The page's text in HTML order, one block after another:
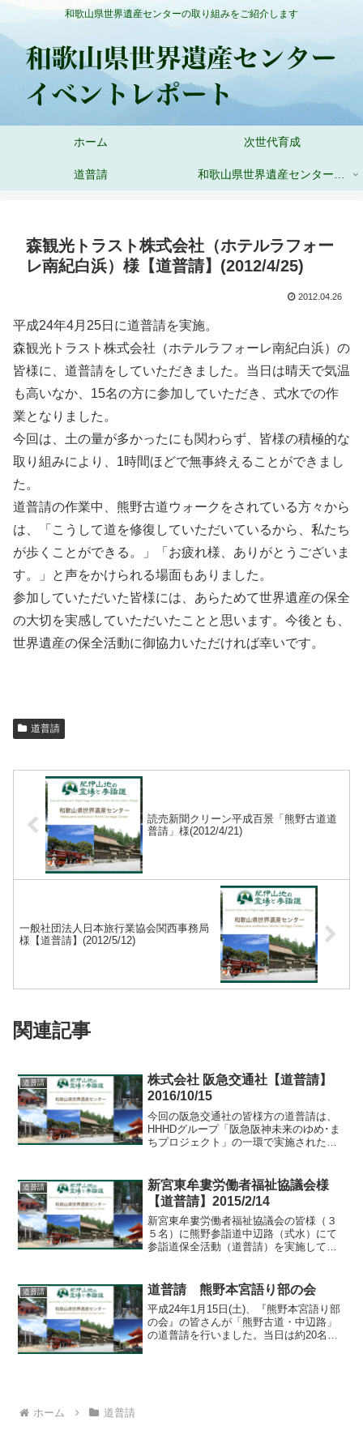
和歌山県世界遺産センターの取り組みをご紹介します
ホーム 次世代育成
道普請 和歌山県世界遺産センターHP
森観光トラスト株式会社（ホテルラフォー
レ南紀白浜）様【道普請】(2012/4/25)
2012.04.26
平成24年4月25日に道普請を実施。
森観光トラスト株式会社（ホテルラフォーレ南紀白浜）の
皆様に、道普請をしていただきました。当日は晴天で気温
も高いなか、15名の方に参加していただき、式水での作
業となりました。
今回は、土の量が多かったにも関わらず、皆様の積極的な
取り組みにより、1時間ほどで無事終えることができまし
た。
道普請の作業中、熊野古道ウォークをされている方々から
は、「こうして道を修復していただいているから、私たち
が歩くことができる。」「お疲れ様、ありがとうございま
す。」と声をかけられる場面もありました。
参加していただいた皆様には、あらためて世界遺産の保全
の大切を実感していただいたことと思います。今後とも、
世界遺産の保全活動に御協力いただければ幸いです。
道普請
読売新聞クリーン平成百景「熊野古道道
普請」様(2012/4/21)
一般社団法人日本旅行業協会関西事務局
様【道普請】(2012/5/12)
関連記事
道普請
株式会社 阪急交通社【道普請】
2016/10/15
今回の阪急交通社の皆様方の道普請は、
HHHDグループ「阪急阪神未来のゆめ･ま
ちプロジェクト」の一環で実施された社
皆様方で行いました。秋の好日、参加の
皆様方は道普請で汗を流された後、伽藍
地区を散策されました。 来年もお待ち
しております。
道普請
新宮東牟婁労働者福祉協議会様
【道普請】2015/2/14
新宮東牟婁労働者福祉協議会の皆様（３
５名）に熊野参詣道中辺路（式水）にて
参詣道保全活動（道普請）を実施してい
入れ作業をすることができました。あり
がとうございました。
道普請 道普請 熊野本宮語り部の会
平成24年1月15日(土)、『熊野本宮語り部
の会』の皆さんが「熊野古道・中辺路」
の道普請を行いました。当日は約20名が
ホーム 道普請